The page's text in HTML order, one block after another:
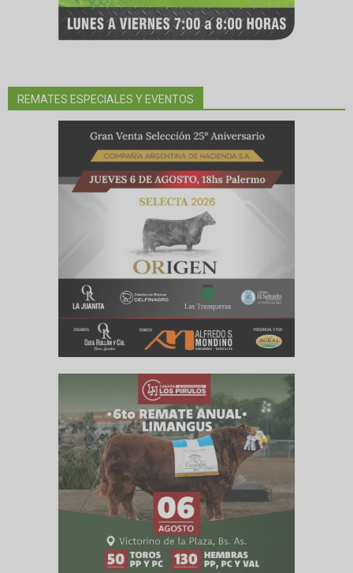
REMATES ESPECIALES Y EVENTOS